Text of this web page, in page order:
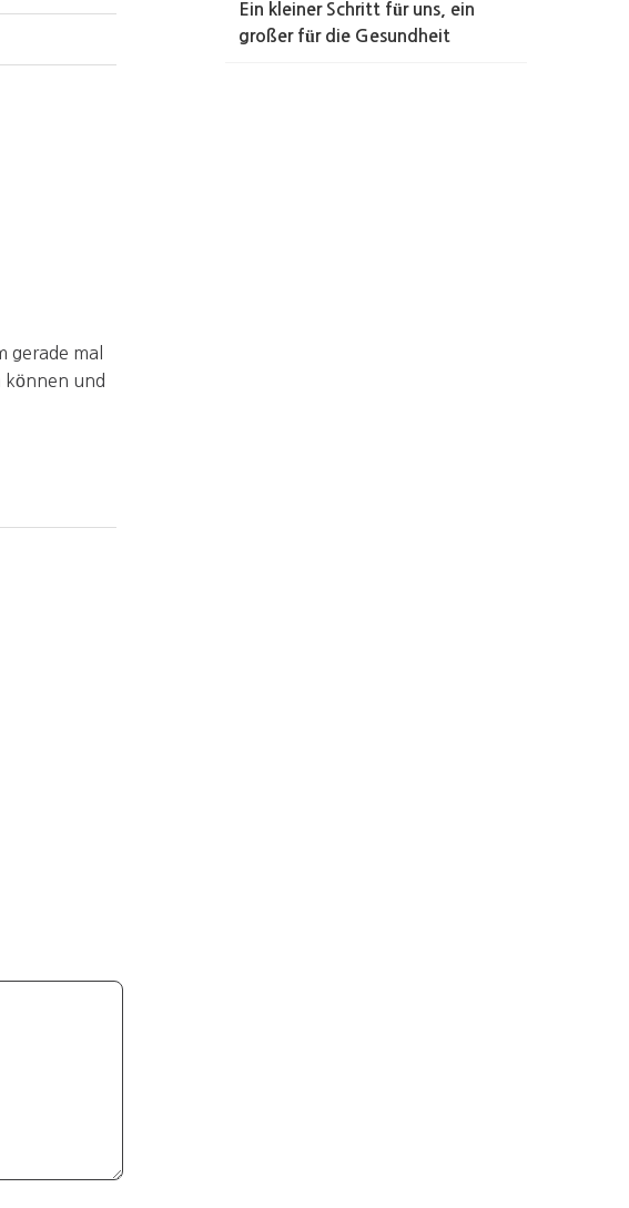
gerade mal
können und
Ein kleiner Schritt für uns, ein
großer für die Gesundheit